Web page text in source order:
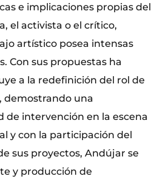
e implicaciones propias del
el activista o el crítico,
artístico posea intensas
Con sus propuestas ha
a la redefinición del rol de
demostrando una
intervención en la escena
y con la participación del
sus proyectos, Andújar se
y producción de